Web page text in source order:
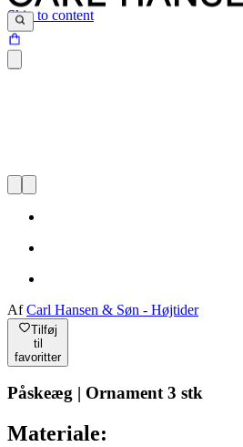
Skip to content
AfCarl Hansen & Søn - Højtider
Tilføj
til
favoritter
Påskeæg | Ornament 3 stk
Materiale: